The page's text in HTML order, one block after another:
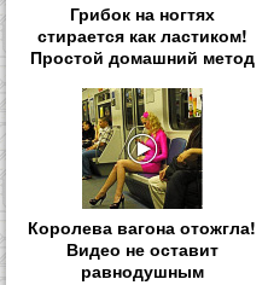
Грибок на ногтях
стирается как ластиком!
Простой домашний метод
Королева вагона отожгла!
Видео не оставит
равнодушным